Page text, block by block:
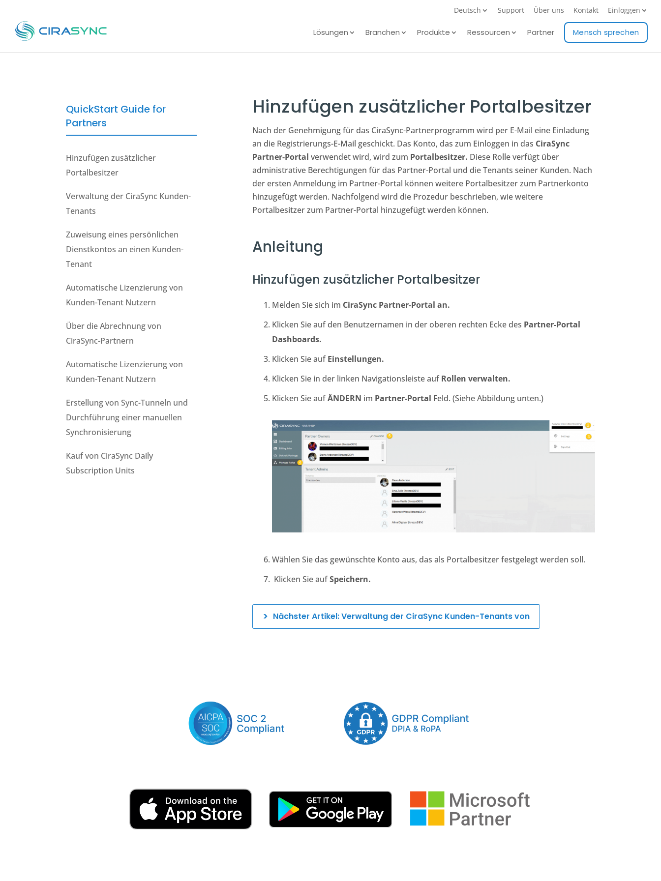
Deutsch Support Über uns Kontakt Einloggen
Lösungen Branchen Produkte Ressourcen Partner Mensch sprechen
QuickStart Guide for
Partners
Hinzufügen zusätzlicher
Portalbesitzer
Verwaltung der CiraSync Kunden-
Tenants
Zuweisung eines persönlichen
Dienstkontos an einen Kunden-
Tenant
Automatische Lizenzierung von
Kunden-Tenant Nutzern
Über die Abrechnung von
CiraSync-Partnern
Automatische Lizenzierung von
Kunden-Tenant Nutzern
Erstellung von Sync-Tunneln und
Durchführung einer manuellen
Synchronisierung
Kauf von CiraSync Daily
Subscription Units
Hinzufügen zusätzlicher Portalbesitzer
Nach der Genehmigung für das CiraSync-Partnerprogramm wird per E-Mail eine Einladung
an die Registrierungs-E-Mail geschickt. Das Konto, das zum Einloggen in das CiraSync
Partner-Portal verwendet wird, wird zum Portalbesitzer. Diese Rolle verfügt über
administrative Berechtigungen für das Partner-Portal und die Tenants seiner Kunden. Nach
der ersten Anmeldung im Partner-Portal können weitere Portalbesitzer zum Partnerkonto
hinzugefügt werden. Nachfolgend wird die Prozedur beschrieben, wie weitere
Portalbesitzer zum Partner-Portal hinzugefügt werden können.
Anleitung
Hinzufügen zusätzlicher Portalbesitzer
Melden Sie sich im CiraSync Partner-Portal an.
Klicken Sie auf den Benutzernamen in der oberen rechten Ecke des Partner-Portal
Dashboards.
Klicken Sie aufEinstellungen.
Klicken Sie in der linken Navigationsleiste aufRollen verwalten.
Klicken Sie aufÄNDERN im Partner-Portal Feld. (Siehe Abbildung unten.)
Wählen Sie das gewünschte Konto aus, das als Portalbesitzer festgelegt werden soll.
Klicken Sie aufSpeichern.
Nächster Artikel: Verwaltung der CiraSync Kunden-Tenants von